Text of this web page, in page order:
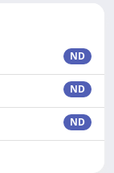
ND
ND
ND